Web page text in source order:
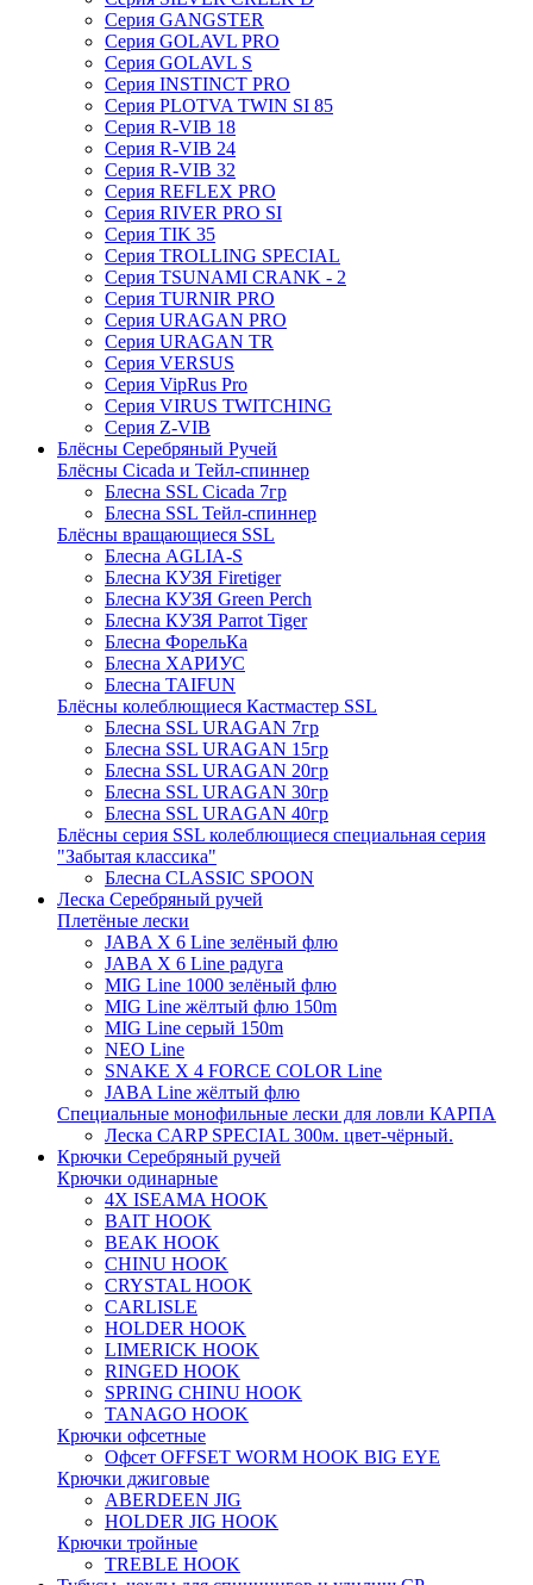
Серия GANGSTER
Серия GOLAVL PRO
Серия GOLAVL S
Серия INSTINCT PRO
Серия PLOTVA TWIN SI 85
Серия R-VIB 18
Серия R-VIB 24
Серия R-VIB 32
Серия REFLEX PRO
Серия RIVER PRO SI
Серия TIK 35
Серия TROLLING SPECIAL
Серия TSUNAMI CRANK - 2
Серия TURNIR PRO
Серия URAGAN PRO
Серия URAGAN TR
Серия VERSUS
Серия VipRus Pro
Серия VIRUS TWITCHING
Серия Z-VIB
Блёсны Серебряный Ручей
Блёсны Cicada и Тейл-спиннер
Блесна SSL Cicada 7гр
Блесна SSL Тейл-спиннер
Блёсны вращающиеся SSL
Блесна AGLIA-S
Блесна КУЗЯ Firetiger
Блесна КУЗЯ Green Perch
Блесна КУЗЯ Parrot Tiger
Блесна ФорельКа
Блесна ХАРИУС
Блесна TAIFUN
Блёсны колеблющиеся Кастмастер SSL
Блесна SSL URAGAN 7гр
Блесна SSL URAGAN 15гр
Блесна SSL URAGAN 20гр
Блесна SSL URAGAN 30гр
Блесна SSL URAGAN 40гр
Блёсны серия SSL колеблющиеся специальная серия
"Забытая классика"
Блесна CLASSIC SPOON
Леска Серебряный ручей
Плетёные лески
JABA X 6 Line зелёный флю
JABA X 6 Line радуга
MIG Line 1000 зелёный флю
MIG Line жёлтый флю 150m
MIG Line серый 150m
NEO Line
SNAKE X 4 FORCE COLOR Line
JABA Line жёлтый флю
Специальные монофильные лески для ловли КАРПА
Леска CARP SPECIAL 300м. цвет-чёрный.
Крючки Серебряный ручей
Крючки одинарные
4X ISEAMA HOOK
BAIT HOOK
BEAK HOOK
CHINU HOOK
CRYSTAL HOOK
CARLISLE
HOLDER HOOK
LIMERICK HOOK
RINGED HOOK
SPRING CHINU HOOK
TANAGO HOOK
Крючки офсетные
Офсет OFFSET WORM HOOK BIG EYE
Крючки джиговые
ABERDEEN JIG
HOLDER JIG HOOK
Крючки тройные
TREBLE HOOK